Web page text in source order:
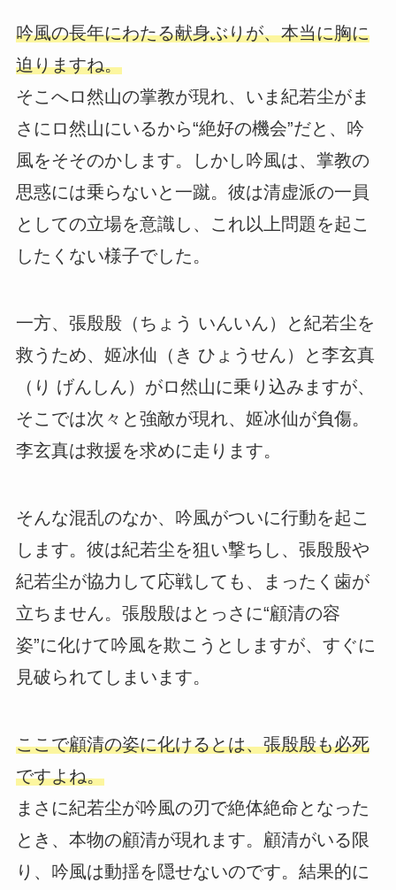
吟風の長年にわたる献身ぶりが、本当に胸に
迫りますね。
そこへロ然山の掌教が現れ、いま紀若尘がま
さにロ然山にいるから“絶好の機会”だと、吟
風をそそのかします。しかし吟風は、掌教の
思惑には乗らないと一蹴。彼は清虚派の一員
としての立場を意識し、これ以上問題を起こ
したくない様子でした。
一方、張殷殷（ちょう いんいん）と紀若尘を
救うため、姬冰仙（き ひょうせん）と李玄真
（り げんしん）がロ然山に乗り込みますが、
そこでは次々と強敵が現れ、姬冰仙が負傷。
李玄真は救援を求めに走ります。
そんな混乱のなか、吟風がついに行動を起こ
します。彼は紀若尘を狙い撃ちし、張殷殷や
紀若尘が協力して応戦しても、まったく歯が
立ちません。張殷殷はとっさに“顧清の容
姿”に化けて吟風を欺こうとしますが、すぐに
見破られてしまいます。
ここで顧清の姿に化けるとは、張殷殷も必死
ですよね。
まさに紀若尘が吟風の刃で絶体絶命となった
とき、本物の顧清が現れます。顧清がいる限
り、吟風は動揺を隠せないのです。結果的に